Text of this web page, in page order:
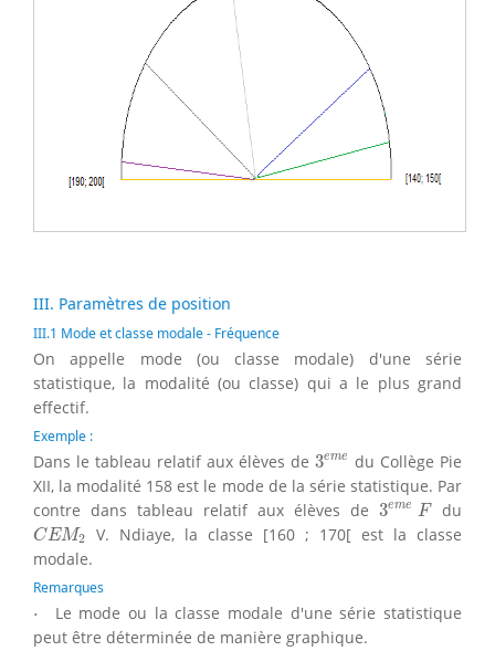
III. Paramètres de position
III.1 Mode et classe modale - Fréquence
On appelle mode (ou classe modale) d'une série
statistique, la modalité (ou classe) qui a le plus grand
effectif.
Exemple :
Dans le tableau relatif aux élèves de3eme
3em e
du Collège Pie
XII, la modalité 158 est le mode de la série statistique. Par
contre dans tableau relatif aux élèves de 3eme F
3em eF du
CEM2
CEM2
V. Ndiaye, la classe [160 ; 170[ est la classe
modale.
Remarques
⋅⋅
Le mode ou la classe modale d'une série statistique
peut être déterminée de manière graphique.